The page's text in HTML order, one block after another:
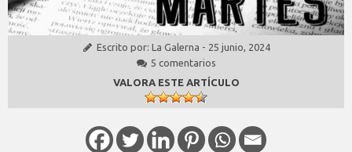
Escrito por: La Galerna - 25 junio, 2024
5 comentarios
VALORA ESTE ARTÍCULO